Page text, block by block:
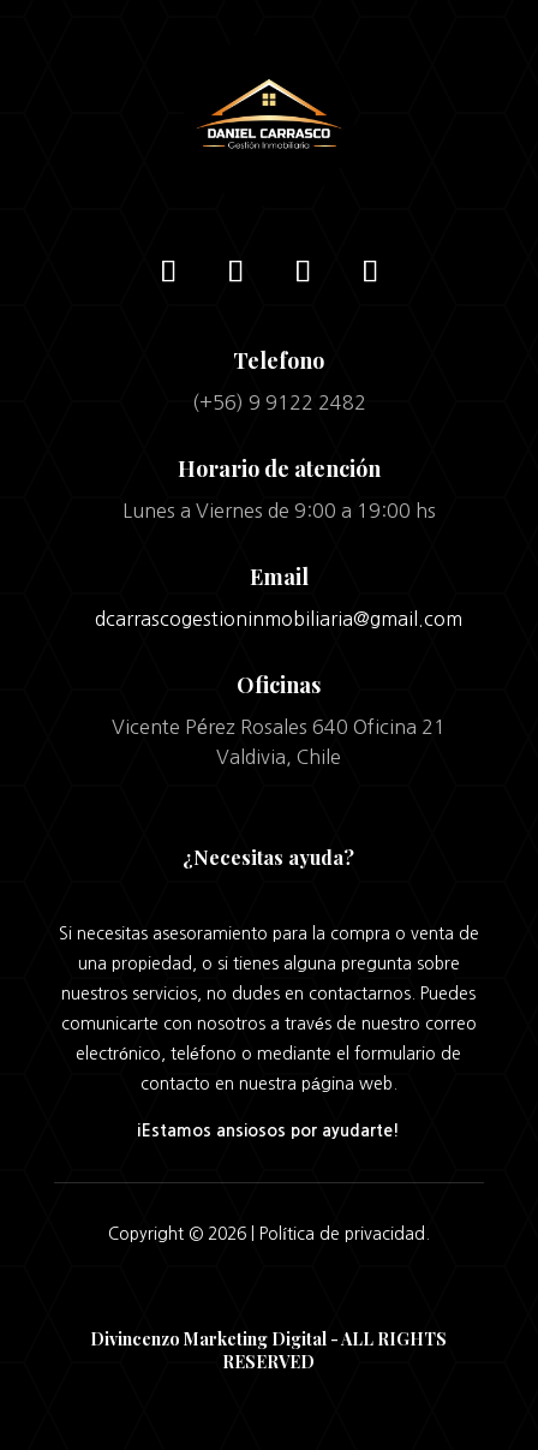
Telefono
(+56) 9 9122 2482
Horario de atención
Lunes a Viernes de 9:00 a 19:00 hs
Email
dcarrascogestioninmobiliaria@gmail.com
Oficinas
Vicente Pérez Rosales 640 Oficina 21
Valdivia, Chile
¿Necesitas ayuda?
Si necesitas asesoramiento para la compra o venta de
una propiedad, o si tienes alguna pregunta sobre
nuestros servicios, no dudes en contactarnos. Puedes
comunicarte con nosotros a través de nuestro correo
electrónico, teléfono o mediante el formulario de
contacto en nuestra página web.
¡Estamos ansiosos por ayudarte!
Copyright © 2026 | Política de privacidad.
Divincenzo Marketing Digital - ALL RIGHTS
RESERVED